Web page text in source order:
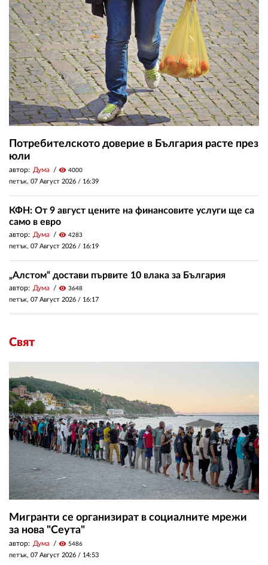
Потребителското доверие в България расте през
юли
автор: Дума visibility 4000
петък, 07 Август 2026 / 16:39
КФН: От 9 август цените на финансовите услуги ще са
само в евро
автор: Дума visibility 4283
петък, 07 Август 2026 / 16:19
„Алстом“ достави първите 10 влака за България
автор: Дума visibility 3648
петък, 07 Август 2026 / 16:17
Свят
Мигранти се организират в социалните мрежи
за нова "Сеута"
автор: Дума visibility 5486
петък, 07 Август 2026 / 14:53